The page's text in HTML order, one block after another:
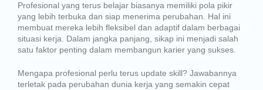
Profesional yang terus belajar biasanya memiliki pola pikir
yang lebih terbuka dan siap menerima perubahan. Hal ini
membuat mereka lebih fleksibel dan adaptif dalam berbagai
situasi kerja. Dalam jangka panjang, sikap ini menjadi salah
satu faktor penting dalam membangun karier yang sukses.
Mengapa profesional perlu terus update skill? Jawabannya
terletak pada perubahan dunia kerja yang semakin cepat